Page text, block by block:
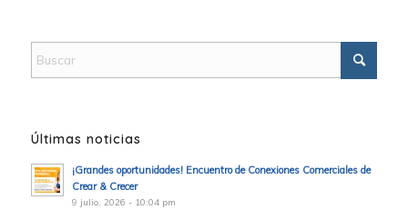
Últimas noticias
¡Grandes oportunidades! Encuentro de Conexiones Comerciales de
Crear & Crecer
9 julio, 2026 - 10:04 pm